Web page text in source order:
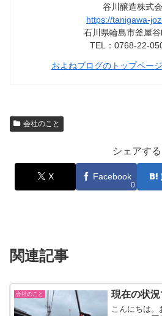
谷川醸造株式
https://tanigawa-
石川県輪島市釜屋
TEL：0768-22-
およねブログのトップペー
会社のこと
シェアする
X Facebook
0
関連記事
会社のこと 現在の状
こんにちは。